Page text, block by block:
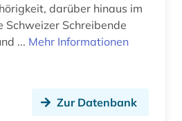
schweizerische nationalbibliothek (1)
darüber hinaus im
Schreibende
... Mehr Informationen
Zur Datenbank